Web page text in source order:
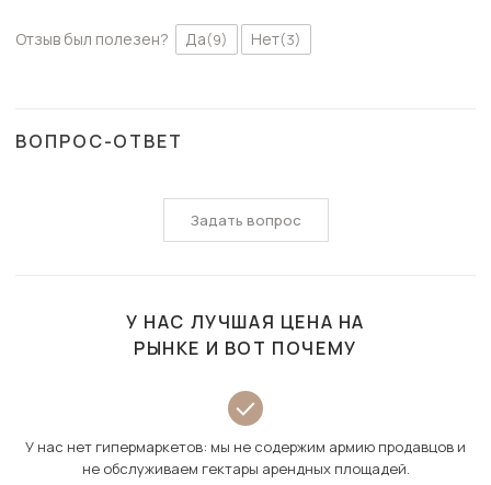
Отзыв был полезен? Да(9) Нет(3)
ВОПРОС-ОТВЕТ
Задать вопрос
У НАС ЛУЧШАЯ ЦЕНА НА
РЫНКЕ И ВОТ ПОЧЕМУ
У нас нет гипермаркетов: мы не содержим армию продавцов и
не обслуживаем гектары арендных площадей.